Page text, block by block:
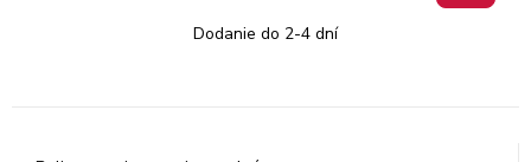
Dodanie do 2-4 dní